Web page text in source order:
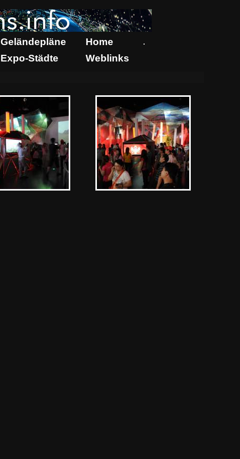
Geländepläne Home .
Expo-Städte Weblinks